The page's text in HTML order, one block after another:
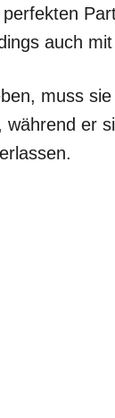
auch
muss
während er